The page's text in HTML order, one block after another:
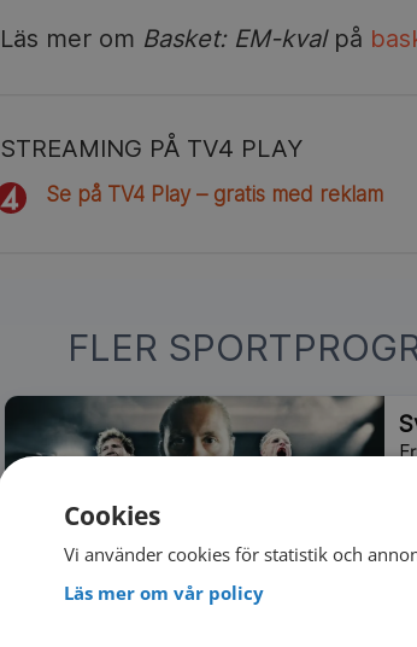
Läs mer om Basket: EM-kvalpå
STREAMING PÅ TV4 PLAY
Se på TV4 Play – gratis med reklam
FLER
Cookies
Vi använder cookies för statistik och
Läs mer om vår policy